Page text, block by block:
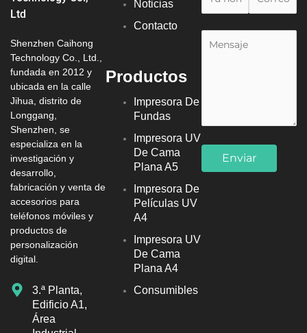
Ltd
Shenzhen Caihong
Technology Co., Ltd.,
fundada en 2012 y
ubicada en la calle
Jihua, distrito de
Longgang,
Shenzhen, se
especializa en la
investigación y
desarrollo,
fabricación y venta de
accesorios para
teléfonos móviles y
productos de
personalización
digital.
3.ª Planta,
Edificio A1,
Área
Noticias
Contacto
Productos
Impresora De
Fundas
Impresora UV
De Cama
Plana A5
Impresora De
Películas UV
A4
Impresora UV
De Cama
Plana A4
Consumibles